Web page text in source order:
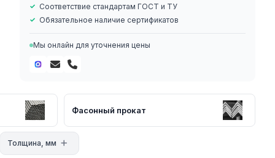
Соответствие стандартам ГОСТ и ТУ
Обязательное наличие сертификатов
Мы онлайн для уточнения цены
Фасонный прокат
Толщина, мм